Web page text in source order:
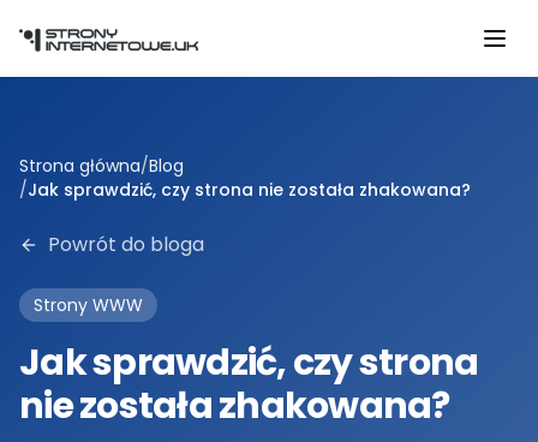
Strona główna/Blog
/Jak sprawdzić, czy strona nie została zhakowana?
Powrót do bloga
Strony WWW
Jak sprawdzić, czy strona
nie została zhakowana?